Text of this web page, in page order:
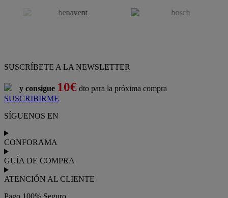
SUSCRÍBETE A LA NEWSLETTER
y consigue 10€ dto para la próxima compra
SUSCRIBIRME
SÍGUENOS EN
CONFORAMA
GUÍA DE COMPRA
ATENCIÓN AL CLIENTE
Pago 100% Seguro